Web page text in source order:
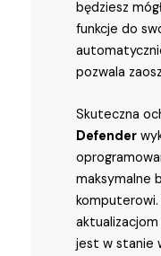
będziesz
funkcje do
pozwala
Skuteczna
Defender
maksymalne
komputerowi.
jest w stanie